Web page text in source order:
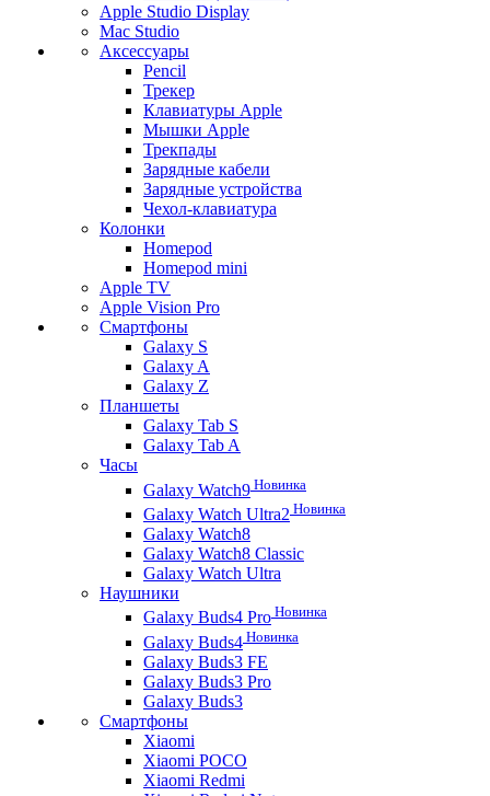
Apple Studio Display
Mac Studio
Аксессуары
Pencil
Трекер
Клавиатуры Apple
Мышки Apple
Трекпады
Зарядные кабели
Зарядные устройства
Чехол-клавиатура
Колонки
Homepod
Homepod mini
Apple TV
Apple Vision Pro
Смартфоны
Galaxy S
Galaxy A
Galaxy Z
Планшеты
Galaxy Tab S
Galaxy Tab A
Часы
Galaxy Watch9 Новинка
Galaxy Watch Ultra2 Новинка
Galaxy Watch8
Galaxy Watch8 Classic
Galaxy Watch Ultra
Наушники
Galaxy Buds4 Pro Новинка
Galaxy Buds4 Новинка
Galaxy Buds3 FE
Galaxy Buds3 Pro
Galaxy Buds3
Смартфоны
Xiaomi
Xiaomi POCO
Xiaomi Redmi